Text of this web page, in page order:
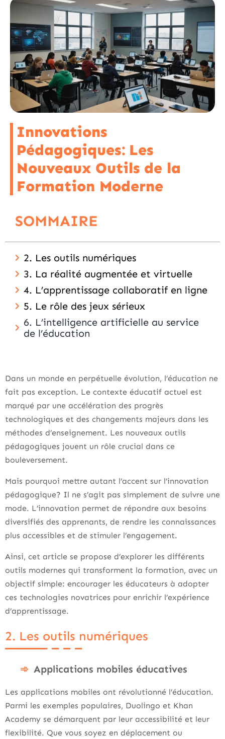
Innovations
Pédagogiques: Les
Nouveaux Outils de la
Formation Moderne
SOMMAIRE
2. Les outils numériques
3. La réalité augmentée et virtuelle
4. L’apprentissage collaboratif en ligne
5. Le rôle des jeux sérieux
6. L’intelligence artificielle au service
de l’éducation
Dans un monde en perpétuelle évolution, l’éducation ne
fait pas exception. Le contexte éducatif actuel est
marqué par une accélération des progrès
technologiques et des changements majeurs dans les
méthodes d’enseignement. Les nouveaux outils
pédagogiques jouent un rôle crucial dans ce
bouleversement.
Mais pourquoi mettre autant l’accent sur l’innovation
pédagogique? Il ne s’agit pas simplement de suivre une
mode. L’innovation permet de répondre aux besoins
diversifiés des apprenants, de rendre les connaissances
plus accessibles et de stimuler l’engagement.
Ainsi, cet article se propose d’explorer les différents
outils modernes qui transforment la formation, avec un
objectif simple: encourager les éducateurs à adopter
ces technologies novatrices pour enrichir l’expérience
d’apprentissage.
2. Les outils numériques
Applications mobiles éducatives
Les applications mobiles ont révolutionné l’éducation.
Parmi les exemples populaires, Duolingo et Khan
Academy se démarquent par leur accessibilité et leur
flexibilité. Que vous soyez en déplacement ou